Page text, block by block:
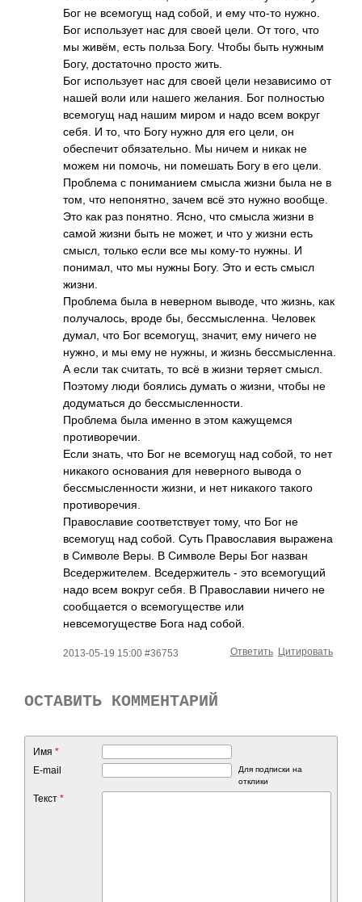
Бог не всемогущ над собой, и ему что-то нужно.
Бог использует нас для своей цели. От того, что
мы живём, есть польза Богу. Чтобы быть нужным
Богу, достаточно просто жить.
Бог использует нас для своей цели независимо от
нашей воли или нашего желания. Бог полностью
всемогущ над нашим миром и надо всем вокруг
себя. И то, что Богу нужно для его цели, он
обеспечит обязательно. Мы ничем и никак не
можем ни помочь, ни помешать Богу в его цели.
Проблема с пониманием смысла жизни была не в
том, что непонятно, зачем всё это нужно вообще.
Это как раз понятно. Ясно, что смысла жизни в
самой жизни быть не может, и что у жизни есть
смысл, только если все мы кому-то нужны. И
понимал, что мы нужны Богу. Это и есть смысл
жизни.
Проблема была в неверном выводе, что жизнь, как
получалось, вроде бы, бессмысленна. Человек
думал, что Бог всемогущ, значит, ему ничего не
нужно, и мы ему не нужны, и жизнь бессмысленна.
А если так считать, то всё в жизни теряет смысл.
Поэтому люди боялись думать о жизни, чтобы не
додуматься до бессмысленности.
Проблема была именно в этом кажущемся
противоречии.
Если знать, что Бог не всемогущ над собой, то нет
никакого основания для неверного вывода о
бессмысленности жизни, и нет никакого такого
противоречия.
Православие соответствует тому, что Бог не
всемогущ над собой. Суть Православия выражена
в Символе Веры. В Символе Веры Бог назван
Вседержителем. Вседержитель - это всемогущий
надо всем вокруг себя. В Православии ничего не
сообщается о всемогуществе или
невсемогуществе Бога над собой.
2013-05-19 15:00 #36753 Цитировать
Ответить
ОСТАВИТЬ КОММЕНТАРИЙ
Имя *
E-mail
Для подписки на
отклики
Текст *